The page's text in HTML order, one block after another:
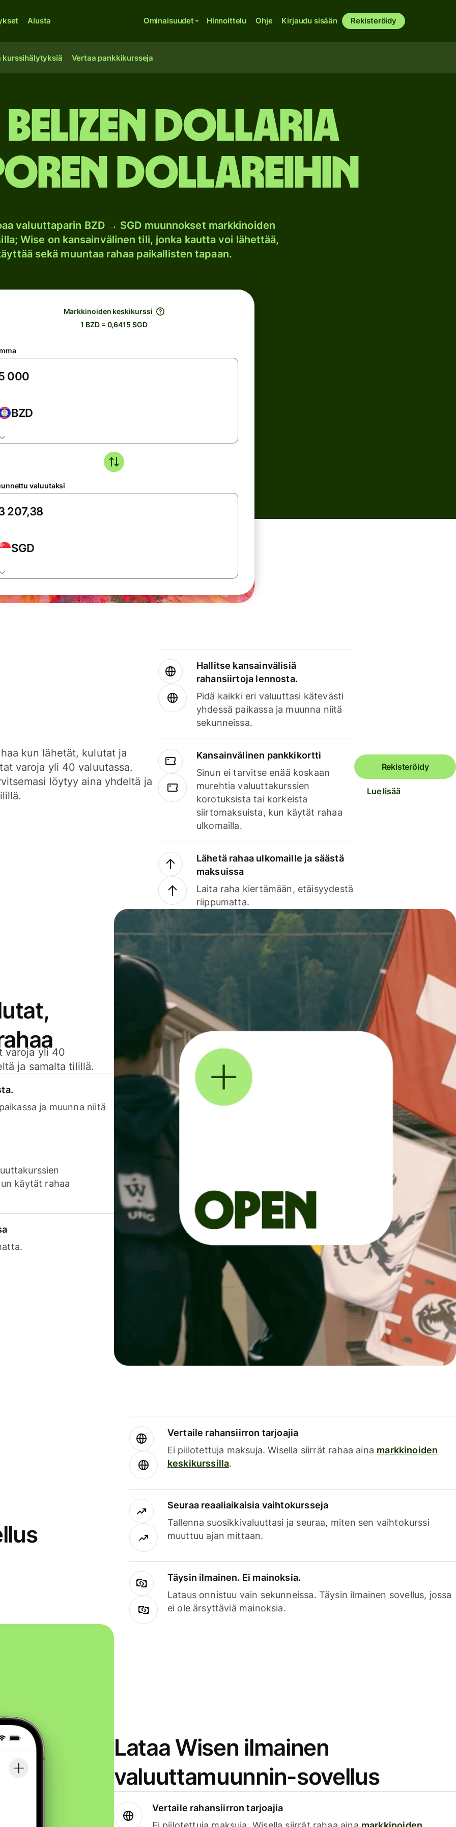
Alusta Ominaisuudet Hinnoittelu Ohje Kirjaudu sisään Rekisteröidy
kurssihälytyksiä Vertaa pankkikursseja
Belizen dollaria
dollareihin
valuuttaparin BZD → SGD muunnokset markkinoiden
Wise on kansainvälinen tili, jonka kautta voi lähettää,
sekä muuntaa rahaa paikallisten tapaan.
Markkinoiden keskikurssi
1 BZD = 0,6415 SGD
BZD
valuutaksi
SGD
kun lähetät, kulutat ja
varoja yli 40 valuutassa.
löytyy aina yhdeltä ja
Hallitse kansainvälisiä
rahansiirtoja lennosta.
Pidä kaikki eri valuuttasi kätevästi
yhdessä paikassa ja muunna niitä
sekunneissa.
Kansainvälinen pankkikortti
Sinun ei tarvitse enää koskaan
murehtia valuuttakurssien
korotuksista tai korkeista
siirtomaksuista, kun käytät rahaa
ulkomailla.
Lähetä rahaa ulkomaille ja säästä
maksuissa
Laita raha kiertämään, etäisyydestä
riippumatta.
Rekisteröidy
Lue lisää
varoja yli 40
ja samalta tilillä.
ja muunna niitä
käytät rahaa
Vertaile rahansiirron tarjoajia
Ei piilotettuja maksuja. Wisella siirrät rahaa aina markkinoiden
keskikurssilla.
Seuraa reaaliaikaisia vaihtokursseja
Tallenna suosikkivaluuttasi ja seuraa, miten sen vaihtokurssi
muuttuu ajan mittaan.
Täysin ilmainen. Ei mainoksia.
Lataus onnistuu vain sekunneissa. Täysin ilmainen sovellus, jossa
ei ole ärsyttäviä mainoksia.
Lataa Wisen ilmainen
valuuttamuunnin-sovellus
Vertaile rahansiirron tarjoajia